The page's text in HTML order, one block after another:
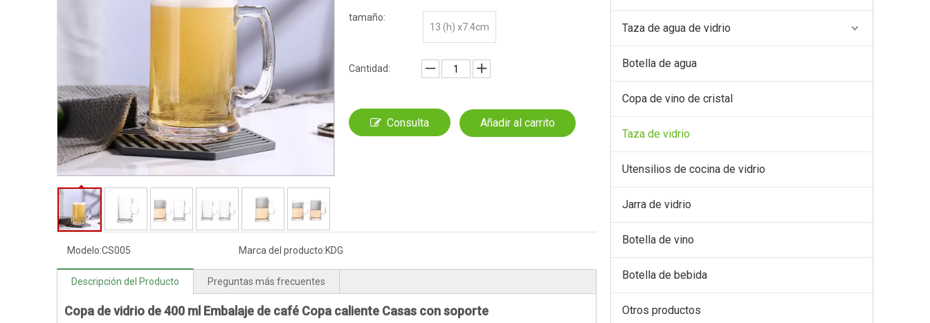
tamaño:
13 (h) x7.4cm
Cantidad:
Consulta Añadir al carrito
Modelo:CS005 Marca del producto:KDG
Descripción del Producto Preguntas más frecuentes
Copa de vidrio de 400 ml Embalaje de café Copa caliente Casas con soporte
Taza de agua de vidrio
Botella de agua
Copa de vino de cristal
Taza de vidrio
Utensilios de cocina de vidrio
Jarra de vidrio
Botella de vino
Botella de bebida
Otros productos